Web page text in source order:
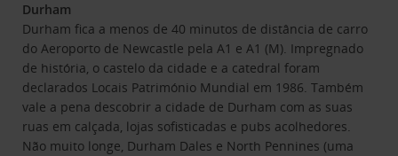
Durham
Durham fica a menos de 40 minutos de distância de carro
do Aeroporto de Newcastle pela A1 e A1 (M). Impregnado
de história, o castelo da cidade e a catedral foram
declarados Locais Património Mundial em 1986. Também
vale a pena descobrir a cidade de Durham com as suas
ruas em calçada, lojas sofisticadas e pubs acolhedores.
Não muito longe, Durham Dales e North Pennines (uma